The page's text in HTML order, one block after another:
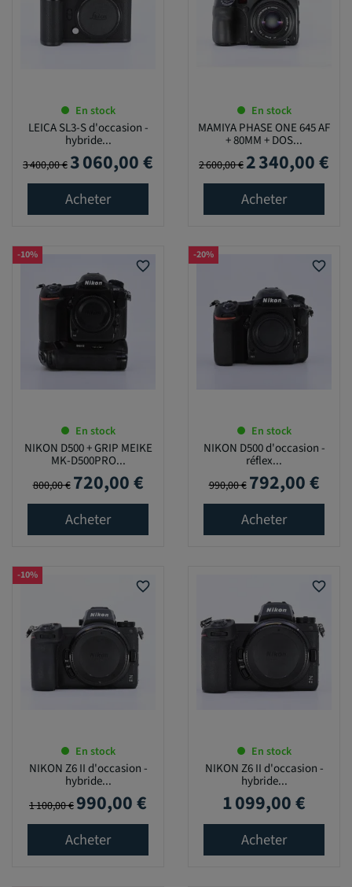
En stock
LEICA SL3-S d'occasion -
hybride...
Prix de base
3 400,00 € Prix
3 060,00 €
Acheter
En stock
MAMIYA PHASE ONE 645 AF
+ 80MM + DOS...
Prix de base
2 600,00 € Prix
2 340,00 €
Acheter
favorite_border
En stock
NIKON D500 + GRIP MEIKE
MK-D500PRO...
Prix de base
800,00 € Prix
720,00 €
Acheter
-10%
favorite_border
En stock
NIKON D500 d'occasion -
réflex...
Prix de base
990,00 € Prix
792,00 €
Acheter
-20%
favorite_border
En stock
NIKON Z6 II d'occasion -
hybride...
Prix de base
1 100,00 € Prix
990,00 €
Acheter
-10%
favorite_border
En stock
NIKON Z6 II d'occasion -
hybride...
Prix
1 099,00 €
Acheter